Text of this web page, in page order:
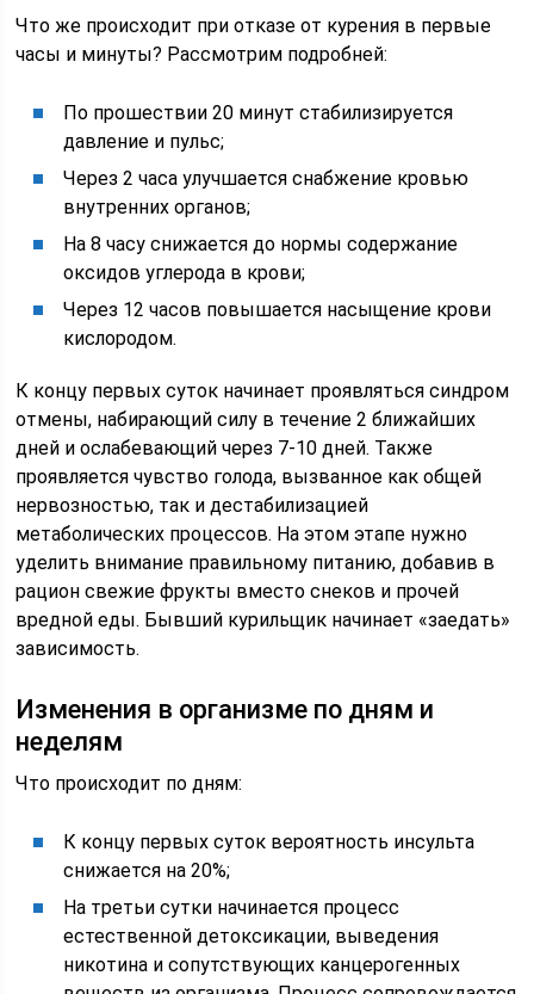
Что же происходит при отказе от курения в первые
часы и минуты? Рассмотрим подробней:
По прошествии 20 минут стабилизируется
давление и пульс;
Через 2 часа улучшается снабжение кровью
внутренних органов;
На 8 часу снижается до нормы содержание
оксидов углерода в крови;
Через 12 часов повышается насыщение крови
кислородом.
К концу первых суток начинает проявляться синдром
отмены, набирающий силу в течение 2 ближайших
дней и ослабевающий через 7-10 дней. Также
проявляется чувство голода, вызванное как общей
нервозностью, так и дестабилизацией
метаболических процессов. На этом этапе нужно
уделить внимание правильному питанию, добавив в
рацион свежие фрукты вместо снеков и прочей
вредной еды. Бывший курильщик начинает «заедать»
зависимость.
Изменения в организме по дням и
неделям
Что происходит по дням:
К концу первых суток вероятность инсульта
снижается на 20%;
На третьи сутки начинается процесс
естественной детоксикации, выведения
никотина и сопутствующих канцерогенных